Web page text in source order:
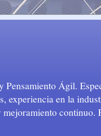
Ágil.
experiencia en la
continuo.